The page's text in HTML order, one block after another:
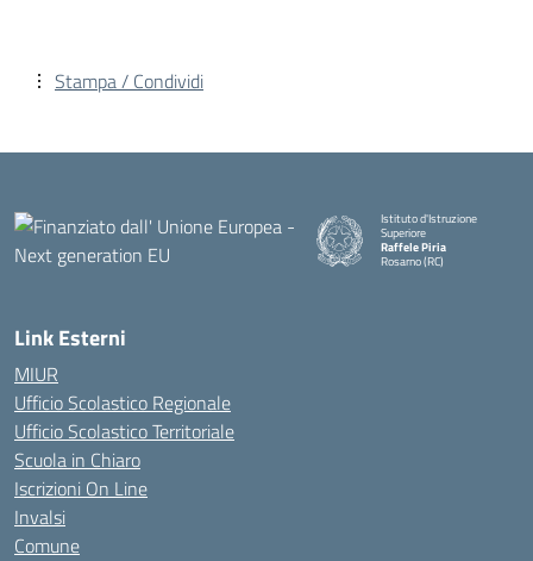
Stampa / Condividi
Istituto d'Istruzione
Superiore
Raffele Piria
Rosarno (RC)
Link Esterni
MIUR
Ufficio Scolastico Regionale
Ufficio Scolastico Territoriale
Scuola in Chiaro
Iscrizioni On Line
Invalsi
Comune